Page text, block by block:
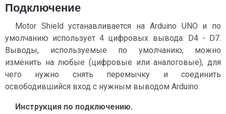
Подключение
Motor Shield устанавливается на Arduino UNO и по
умолчанию использует 4 цифровых вывода: D4 - D7.
Выводы, используемые по умолчанию, можно
изменить на любые (цифровые или аналоговые), для
чего нужно снять перемычку и соединить
освободившийся вход с нужным выводом Arduino.
Инструкция по подключению.